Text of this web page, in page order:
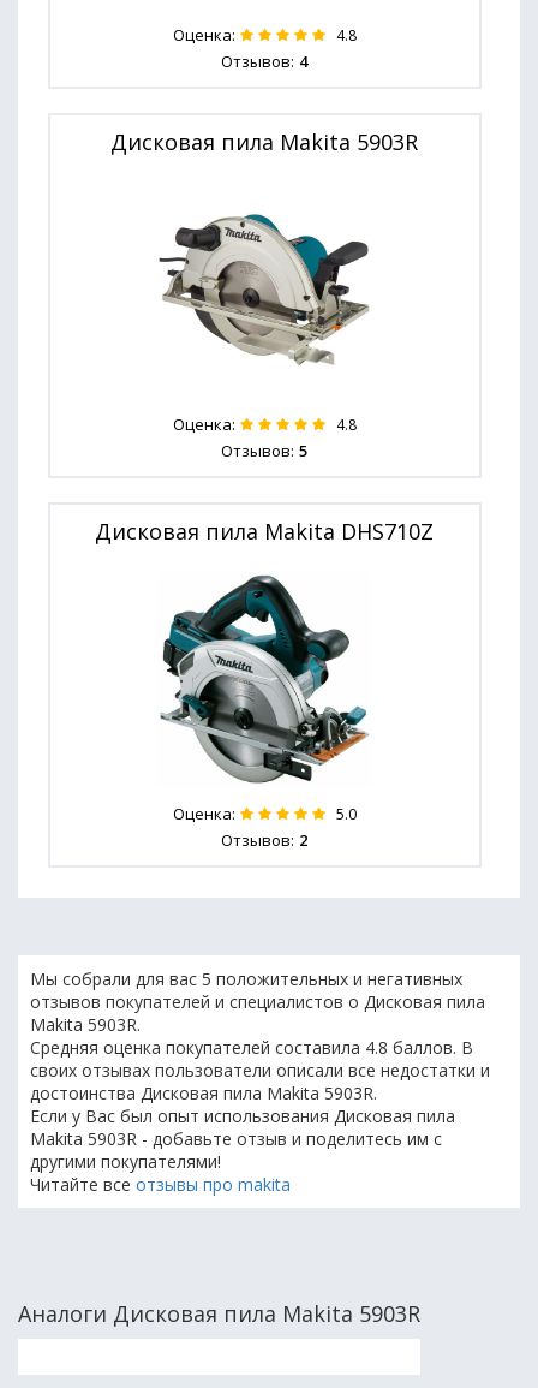
Оценка: 4.8
Отзывов: 4
Дисковая пила Makita 5903R
Оценка: 4.8
Отзывов: 5
Дисковая пила Makita DHS710Z
Оценка: 5.0
Отзывов: 2
Мы собрали для вас 5 положительных и негативных
отзывов покупателей и специалистов о Дисковая пила
Makita 5903R.
Средняя оценка покупателей составила 4.8 баллов. В
своих отзывах пользователи описали все недостатки и
достоинства Дисковая пила Makita 5903R.
Если у Вас был опыт использования Дисковая пила
Makita 5903R - добавьте отзыв и поделитесь им с
другими покупателями!
Читайте все отзывы про makita
Аналоги Дисковая пила Makita 5903R